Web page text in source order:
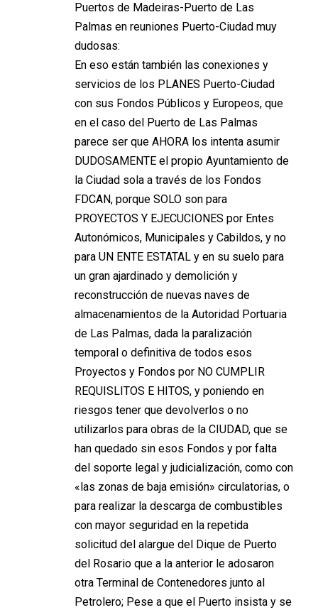
Puertos de Madeiras-Puerto de Las
Palmas en reuniones Puerto-Ciudad muy
dudosas:
En eso están también las conexiones y
servicios de los PLANES Puerto-Ciudad
con sus Fondos Públicos y Europeos, que
en el caso del Puerto de Las Palmas
parece ser que AHORA los intenta asumir
DUDOSAMENTE el propio Ayuntamiento de
la Ciudad sola a través de los Fondos
FDCAN, porque SOLO son para
PROYECTOS Y EJECUCIONES por Entes
Autonómicos, Municipales y Cabildos, y no
para UN ENTE ESTATAL y en su suelo para
un gran ajardinado y demolición y
reconstrucción de nuevas naves de
almacenamientos de la Autoridad Portuaria
de Las Palmas, dada la paralización
temporal o definitiva de todos esos
Proyectos y Fondos por NO CUMPLIR
REQUISLITOS E HITOS, y poniendo en
riesgos tener que devolverlos o no
utilizarlos para obras de la CIUDAD, que se
han quedado sin esos Fondos y por falta
del soporte legal y judicialización, como con
«las zonas de baja emisión» circulatorias, o
para realizar la descarga de combustibles
con mayor seguridad en la repetida
solicitud del alargue del Dique de Puerto
del Rosario que a la anterior le adosaron
otra Terminal de Contenedores junto al
Petrolero; Pese a que el Puerto insista y se